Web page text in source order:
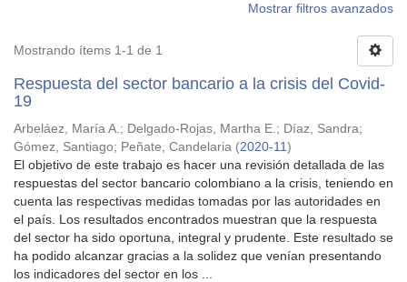
Mostrar filtros avanzados
Mostrando ítems 1-1 de 1
Respuesta del sector bancario a la crisis del Covid-
19
Arbeláez, María A.; Delgado-Rojas, Martha E.; Díaz, Sandra;
Gómez, Santiago; Peñate, Candelaria (2020-11)
El objetivo de este trabajo es hacer una revisión detallada de las
respuestas del sector bancario colombiano a la crisis, teniendo en
cuenta las respectivas medidas tomadas por las autoridades en
el país. Los resultados encontrados muestran que la respuesta
del sector ha sido oportuna, integral y prudente. Este resultado se
ha podido alcanzar gracias a la solidez que venían presentando
los indicadores del sector en los ...